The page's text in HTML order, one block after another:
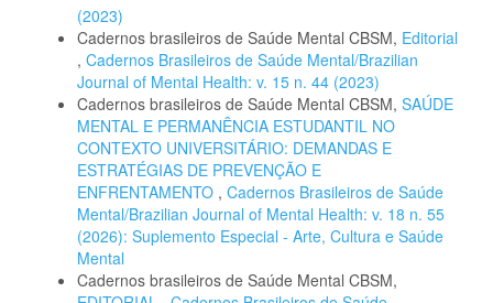
(2023)
Cadernos brasileiros de Saúde Mental CBSM, Editorial
, Cadernos Brasileiros de Saúde Mental/Brazilian
Journal of Mental Health: v. 15 n. 44 (2023)
Cadernos brasileiros de Saúde Mental CBSM, SAÚDE
MENTAL E PERMANÊNCIA ESTUDANTIL NO
CONTEXTO UNIVERSITÁRIO: DEMANDAS E
ESTRATÉGIAS DE PREVENÇÃO E
ENFRENTAMENTO , Cadernos Brasileiros de Saúde
Mental/Brazilian Journal of Mental Health: v. 18 n. 55
(2026): Suplemento Especial - Arte, Cultura e Saúde
Mental
Cadernos brasileiros de Saúde Mental CBSM,